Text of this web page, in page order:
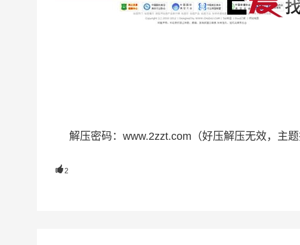
解压密码：www.2zzt.com（好压解压无效，主
2